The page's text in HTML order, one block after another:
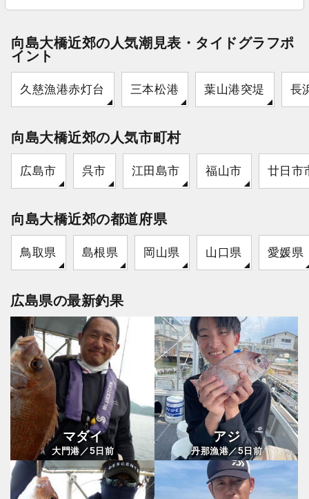
向島大橋近郊の人気潮見表・タイドグラフポ
イント
久慈漁港赤灯台 三本松港 葉山港突堤 長
向島大橋近郊の人気市町村
広島市 呉市 江田島市 福山市 廿日市
向島大橋近郊の都道府県
鳥取県 島根県 岡山県 山口県 愛媛県
広島県の最新釣果
マダイ
大門港／5 日前
アジ
丹那漁港／5日前